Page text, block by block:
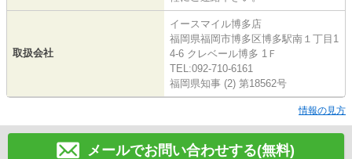
取扱会社
イースマイル博多店
福岡県福岡市博多区博多駅南１丁目1
4-6 クレベール博多 1Ｆ
TEL:092-710-6161
福岡県知事 (2) 第18562号
情報の見方
メールでお問い合わせする(無料)